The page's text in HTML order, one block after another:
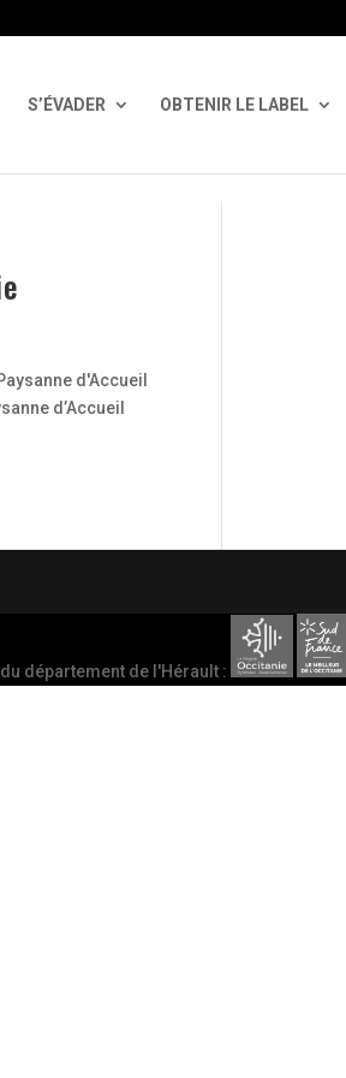
S’ÉVADER OBTENIR LE LABEL
d'Accueil
d’Accueil
département de l'Hérault :